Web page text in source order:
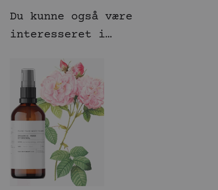
Du kunne også være
interesseret i…